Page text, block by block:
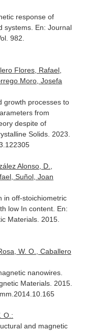
response of
systems. En: Journal
982.
Flores, Rafael,
Moro, Josefa
growth processes to
from
despite of
Solids. 2023.
Alonso, D.,
Suñol, Joan
in off-stoichiometric
low In content. En:
Materials. 2015.
W. O., Caballero
nanowires.
Materials. 2015.
O.:
and magnetic